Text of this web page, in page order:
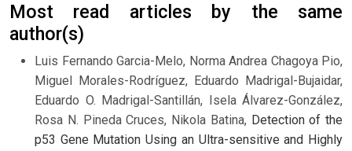
Most read articles by the same
author(s)
Luis Fernando Garcia-Melo, Norma Andrea Chagoya Pio,
Miguel Morales-Rodríguez, Eduardo Madrigal-Bujaidar,
Eduardo O. Madrigal-Santillán, Isela Álvarez-González,
Rosa N. Pineda Cruces, Nikola Batina, Detection of the
p53 Gene Mutation Using an Ultra-sensitive and Highly